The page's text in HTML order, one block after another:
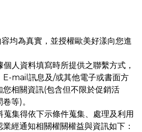
均為真實，並授權歐美好漾向您進
人資料填寫時所提供之聯繫方式，
E-mail訊息及/或其他電子或書面方
相關資訊(包含但不限於促銷活
等)。
集得依下示條件蒐集、處理及利用
經通知相關權關權益與資訊如下：